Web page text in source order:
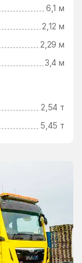
6,1 м
2,12 м
2,29 м
3,4 м
2,54 т
5,45 т